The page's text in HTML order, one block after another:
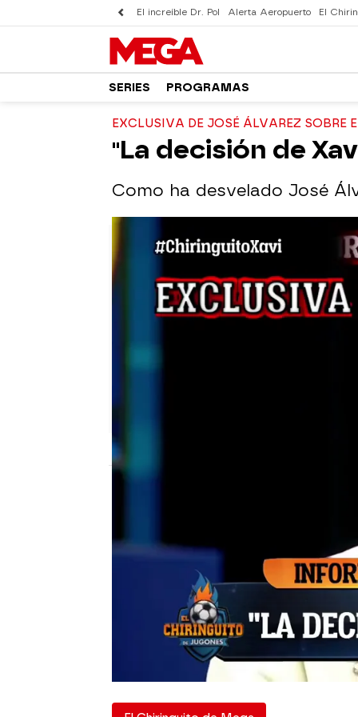
El increíble Dr. Pol Alerta Aeropuerto El
SERIES PROGRAMAS
EXCLUSIVA DE JOSÉ ÁLVAREZ SOBRE
"La decisión de
Como ha desvelado José
Tras anunciar su
la nueva temporada, la
estar cambiando.
Álvarez en El
Barcelona, se reunirá
entrenador. Además,
entrenador dicen que